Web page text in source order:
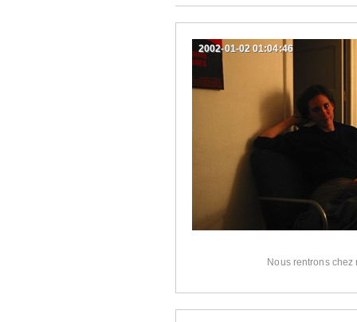
Nous rentrons chez
2002-01-02 01:04:46